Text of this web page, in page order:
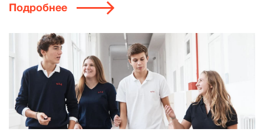
Подробнее